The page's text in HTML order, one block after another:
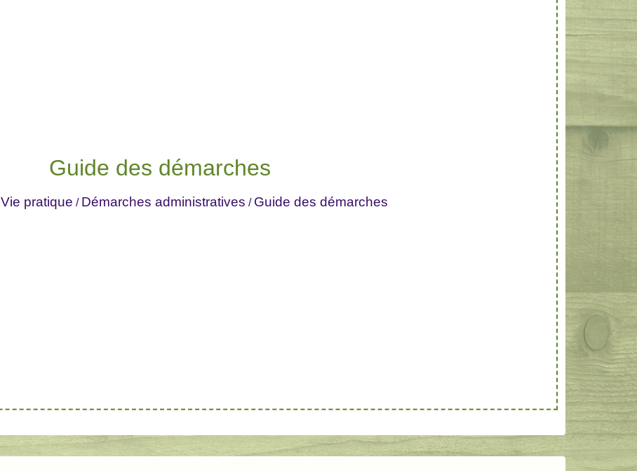
Guide des démarches
Vie pratique / Démarches administratives / Guide des démarches